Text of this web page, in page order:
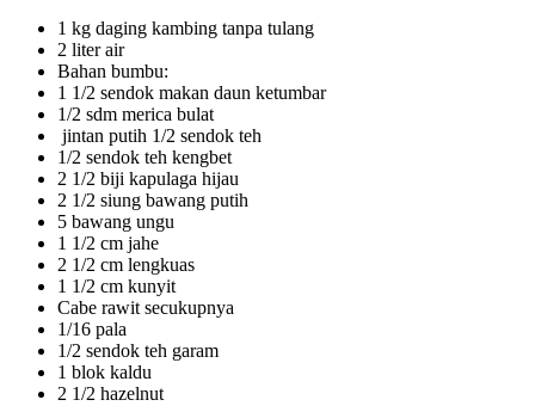
1 kg daging kambing tanpa tulang
2 liter air
Bahan bumbu:
1 1/2 sendok makan daun ketumbar
1/2 sdm merica bulat
jintan putih 1/2 sendok teh
1/2 sendok teh kengbet
2 1/2 biji kapulaga hijau
2 1/2 siung bawang putih
5 bawang ungu
1 1/2 cm jahe
2 1/2 cm lengkuas
1 1/2 cm kunyit
Cabe rawit secukupnya
1/16 pala
1/2 sendok teh garam
1 blok kaldu
2 1/2 hazelnut